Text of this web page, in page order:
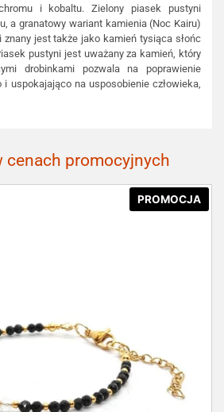
i kobaltu. Zielony piasek pustyni
a granatowy wariant kamienia (Noc Kairu)
jest także jako kamień tysiąca słońc
pustyni jest uważany za kamień, który
drobinkami pozwala na poprawienie
i uspokajająco na usposobienie człowieka,
cenach promocyjnych
PROMOCJA